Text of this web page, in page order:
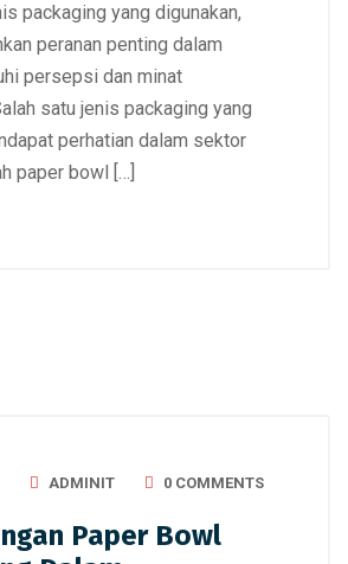
packaging yang digunakan,
peranan penting dalam
persepsi dan minat
satu jenis packaging yang
perhatian dalam sektor
paper bowl […]
ADMINIT 0 COMMENTS
Paper Bowl